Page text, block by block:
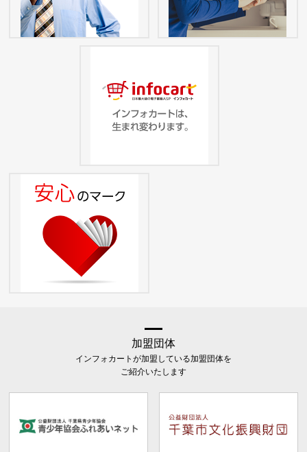
加盟団体
インフォカートが加盟している加盟団体を
ご紹介いたします